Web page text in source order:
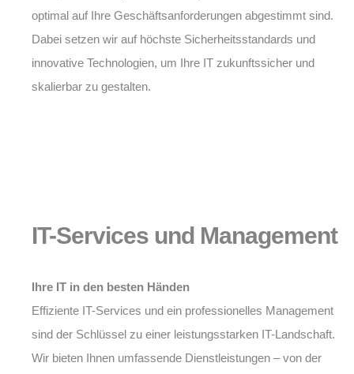
optimal auf Ihre Geschäftsanforderungen abgestimmt sind.
Dabei setzen wir auf höchste Sicherheitsstandards und
innovative Technologien, um Ihre IT zukunftssicher und
skalierbar zu gestalten.
IT-Services und Management
Ihre IT in den besten Händen
Effiziente IT-Services und ein professionelles Management
sind der Schlüssel zu einer leistungsstarken IT-Landschaft.
Wir bieten Ihnen umfassende Dienstleistungen – von der